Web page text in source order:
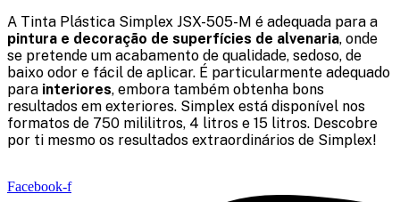
A Tinta Plástica Simplex JSX-505-M é adequada para a
pintura e decoração de superfícies de alvenaria, onde
se pretende um acabamento de qualidade, sedoso, de
baixo odor e fácil de aplicar. É particularmente adequado
para interiores, embora também obtenha bons
resultados em exteriores. Simplex está disponível nos
formatos de 750 mililitros, 4 litros e 15 litros. Descobre
por ti mesmo os resultados extraordinários de Simplex!
Facebook-f